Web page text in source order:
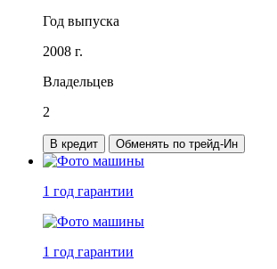
Год выпуска
2008 г.
Владельцев
2
В кредит Обменять по трейд-Ин
1 год гарантии
1 год гарантии